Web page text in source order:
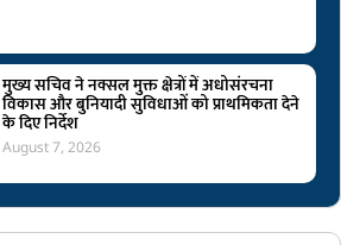
मुख्य सचिव ने नक्सल मुक्त क्षेत्रों में अधोसंरचना
विकास और बुनियादी सुविधाओं को प्राथमिकता देने
के दिए निर्देश
August 7, 2026